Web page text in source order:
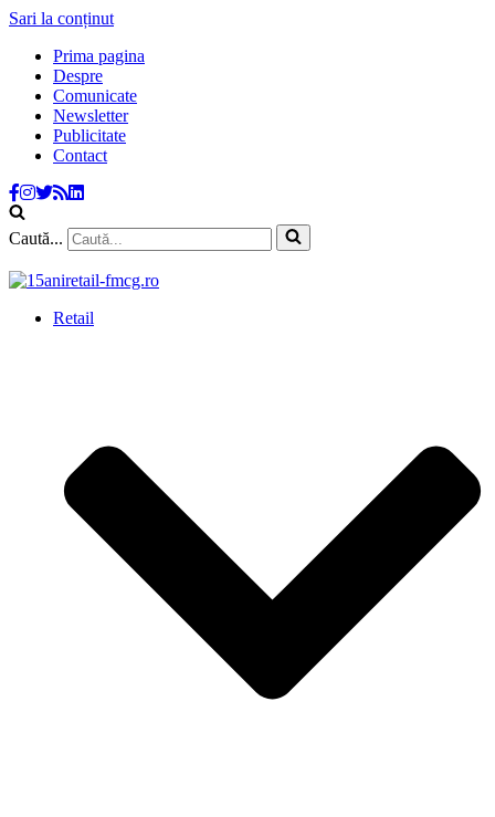
Sari la conținut
Prima pagina
Despre
Comunicate
Newsletter
Publicitate
Contact
Caută...
Retail